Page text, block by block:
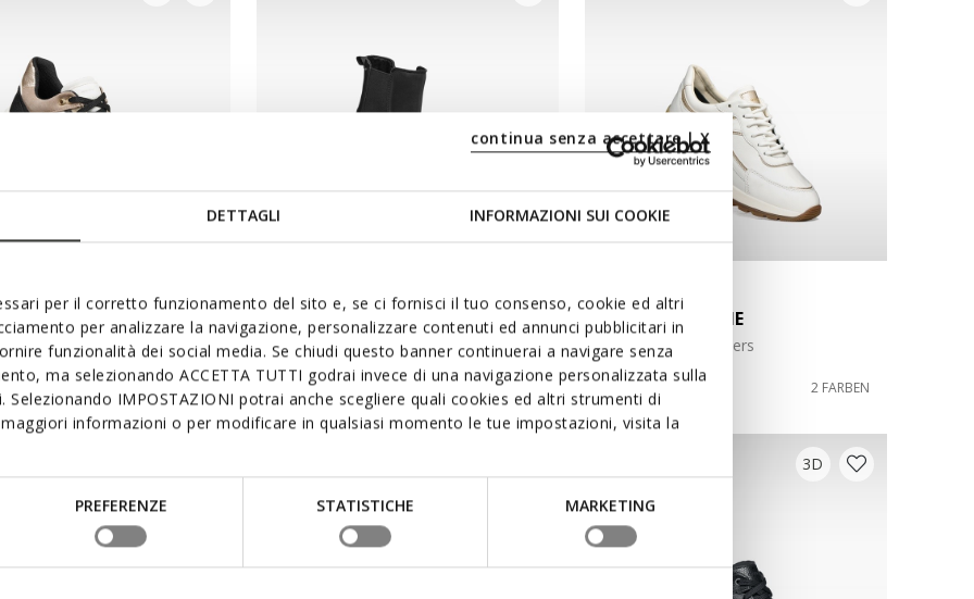
DETTAGLI INFORMAZIONI SUI COOKIE
per il corretto funzionamento del sito e, se ci fornisci il tuo consenso, cookie ed altri
per analizzare la navigazione, personalizzare contenuti ed annunci pubblicitari in
funzionalità dei social media. Se chiudi questo banner continuerai a navigare senza
ma selezionando ACCETTA TUTTI godrai invece di una navigazione personalizzata sulla
Selezionando IMPOSTAZIONI potrai anche scegliere quali cookies ed altri strumenti di
informazioni o per modificare in qualsiasi momento le tue impostazioni, visita la
PREFERENZE STATISTICHE MARKETING
continua senza accettare | X
DAME
Sneakers
1 FARBE
SPHERICA 4X4 ABX DAME
Wasserdichte Wanderschuhe
170,00€
1 FARBE
DESYA ABX DAME
Wasserfeste Sneakers
150,00€
2 FARBEN
3D